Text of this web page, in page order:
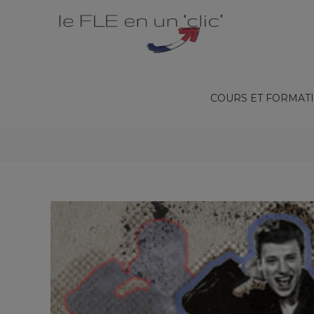
COURS ET
CORRIGEZ LE TRADUCTEUR DE